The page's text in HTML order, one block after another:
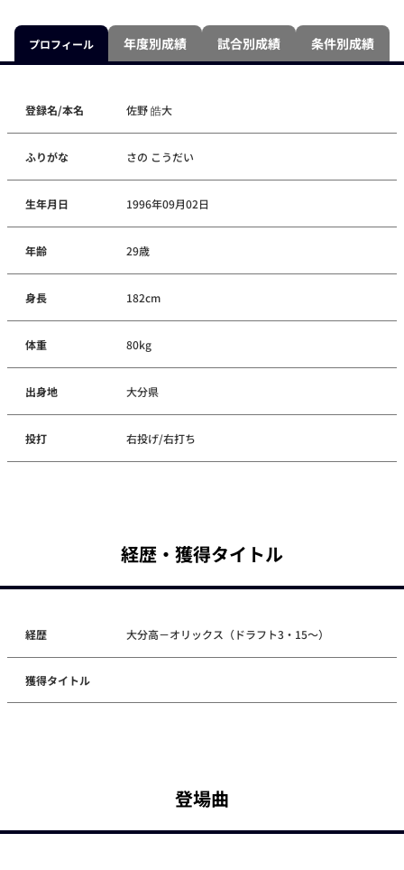
プロフィール 年度別成績 試合別成績 条件別成績
登録名/本名 佐野 皓大
ふりがな さの こうだい
生年月日 1996年09月02日
年齢 29歳
身長 182cm
体重 80kg
出身地 大分県
投打 右投げ/右打ち
経歴・獲得タイトル
経歴 大分高－オリックス（ドラフト3・15～）
獲得タイトル
登場曲